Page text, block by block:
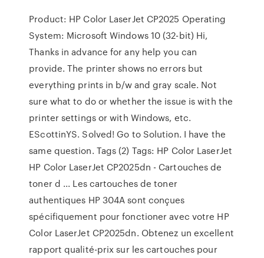
Product: HP Color LaserJet CP2025 Operating
System: Microsoft Windows 10 (32-bit) Hi,
Thanks in advance for any help you can
provide. The printer shows no errors but
everything prints in b/w and gray scale. Not
sure what to do or whether the issue is with the
printer settings or with Windows, etc.
EScottinYS. Solved! Go to Solution. I have the
same question. Tags (2) Tags: HP Color LaserJet
HP Color LaserJet CP2025dn - Cartouches de
toner d ... Les cartouches de toner
authentiques HP 304A sont conçues
spécifiquement pour fonctioner avec votre HP
Color LaserJet CP2025dn. Obtenez un excellent
rapport qualité-prix sur les cartouches pour